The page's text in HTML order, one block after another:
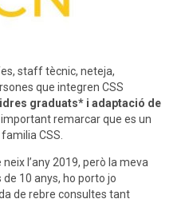
staff tècnic, neteja,
que integren CSS
graduats* i adaptació de
important remarcar que es un
CSS.
l’any 2019, però la meva
10 anys, ho porto jo
de rebre consultes tant